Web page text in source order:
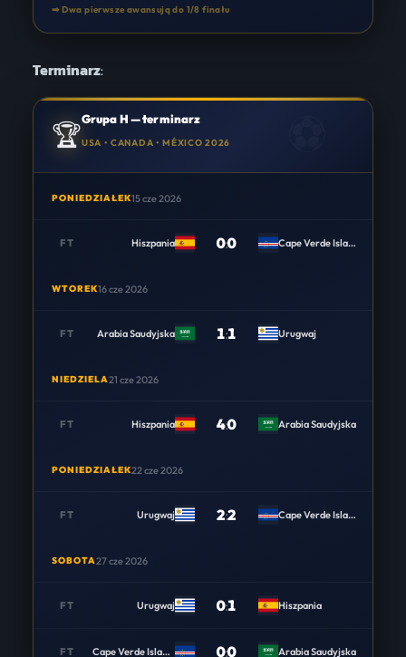
➡ Dwa pierwsze awansują do 1/8 finału
Terminarz:
🏆Grupa H — terminarz
USA • CANADA • MÉXICO 2026
PONIEDZIAŁEK15 cze 2026
FT Hiszpania 0:0 Cape Verde Islands
WTOREK16 cze 2026
FT Arabia Saudyjska 1:1 Urugwaj
NIEDZIELA21 cze 2026
FT Hiszpania 4:0 Arabia Saudyjska
PONIEDZIAŁEK22 cze 2026
FT Urugwaj 2:2 Cape Verde Islands
SOBOTA27 cze 2026
FT Urugwaj 0:1 Hiszpania
FT Cape Verde Islands 0:0 Arabia Saudyjska